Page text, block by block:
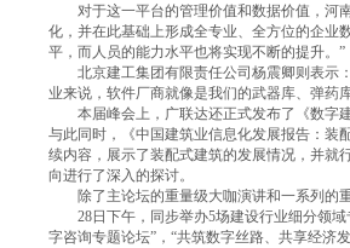
对于这一平台的管理价值和数据价值，河南
化，并在此基础上形成全专业、全方位的企业
平，而人员的能力水平也将实现不断的提升。”
北京建工集团有限责任公司杨震卿则表示：
业来说，软件厂商就像是我们的武器库、弹药
本届峰会上，广联达还正式发布了《数字建
与此同时，《中国建筑业信息化发展报告：装
续内容，展示了装配式建筑的发展情况，并就
向进行了深入的探讨。
除了主论坛的重量级大咖演讲和一系列的重
28日下午，同步举办5场建设行业细分领域
字咨询专题论坛”，“共筑数字丝路、共享经